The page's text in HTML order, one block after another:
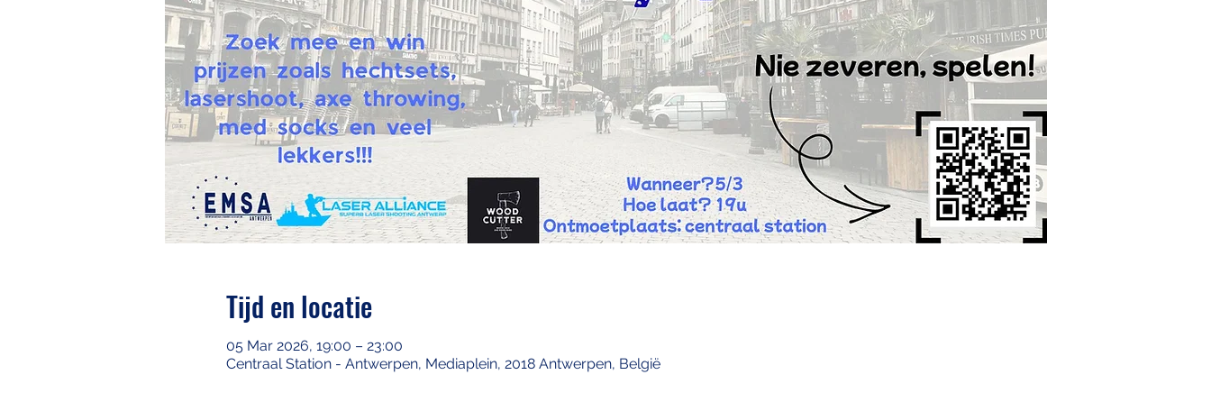
Tijd en locatie
05 Mar 2026, 19:00 – 23:00
Centraal Station - Antwerpen, Mediaplein, 2018 Antwerpen, België